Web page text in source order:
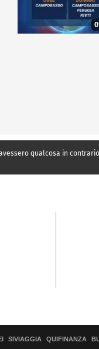
qualcosa in
SIVIAGGIA QUIFINANZA